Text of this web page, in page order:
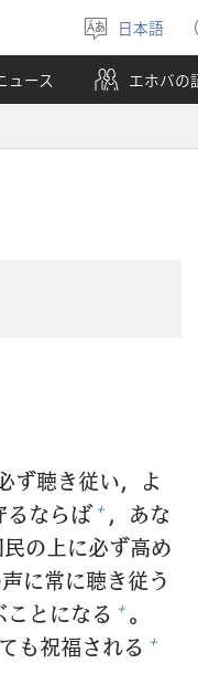
言
語
を
選
日本語
ュース エホバの
ず聴き従い，よ
るならば + ，あな
民の上に必ず高め
声に常に聴き従う
ことになる + 。
も祝福される +